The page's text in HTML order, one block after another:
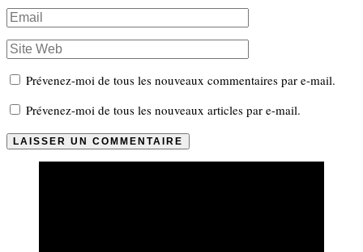
Prévenez-moi de tous les nouveaux commentaires par e-mail.
Prévenez-moi de tous les nouveaux articles par e-mail.